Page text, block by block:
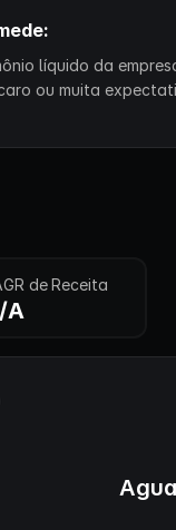
líquido da
ou muita
de Receita
A